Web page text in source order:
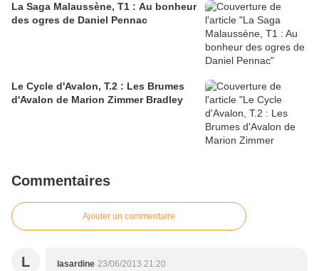
La Saga Malaussène, T1 : Au bonheur
des ogres de Daniel Pennac
Le Cycle d'Avalon, T.2 : Les Brumes
d'Avalon de Marion Zimmer Bradley
Commentaires
Ajouter un commentaire
L lasardine 23/06/2013 21:20